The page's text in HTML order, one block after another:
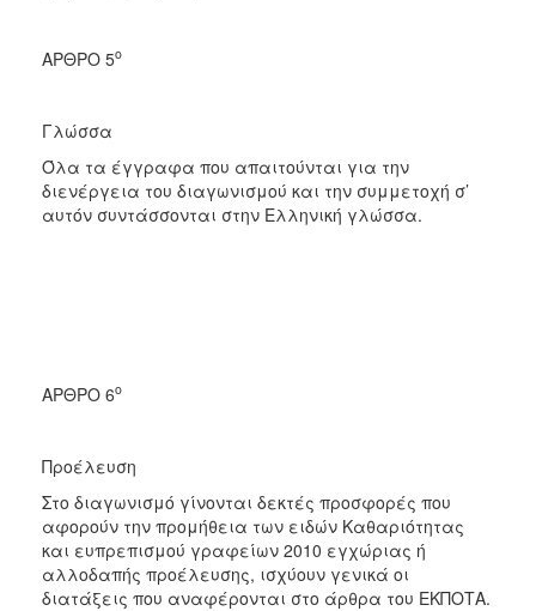
ΑΡΘΡΟ 5ο
Γλώσσα
Όλα τα έγγραφα που απαιτούνται για την
διενέργεια του διαγωνισμού και την συμμετοχή σ’
αυτόν συντάσσονται στην Ελληνική γλώσσα.
ΑΡΘΡΟ 6ο
Προέλευση
Στο διαγωνισμό γίνονται δεκτές προσφορές που
αφορούν την προμήθεια των ειδών Καθαριότητας
και ευπρεπισμού γραφείων 2010 εγχώριας ή
αλλοδαπής προέλευσης, ισχύουν γενικά οι
διατάξεις που αναφέρονται στο άρθρα του ΕΚΠΟΤΑ.